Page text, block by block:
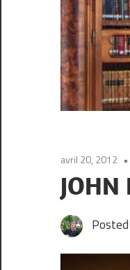
avril 20, 2012
JOHN